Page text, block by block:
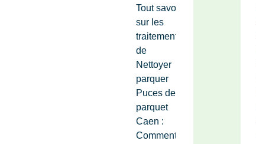
Tout savoir
sur les
traitements
de
Nettoyer
parquer
Puces de
parquet
Caen :
Comment